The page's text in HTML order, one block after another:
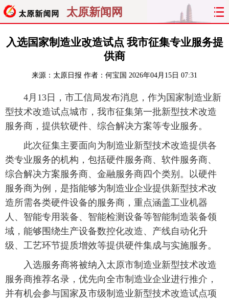
太原新闻网
首页 聚焦 太原 山西
旅游 理财 政务 教育
看天下 晋月读 最太原 网罗民生
太原日报 太原晚报 热评 社区
入选国家制造业改造试点 我市征集专业服务提
供商
来源： 太原日报 作者：何宝国 2026年04月15日 07:31
4月13日，市工信局发布消息，作为国家制造业新
型技术改造试点城市，我市征集第一批新型技术改造
服务商，提供软硬件、综合解决方案等专业服务。
此次征集主要面向为制造业新型技术改造提供各
类专业服务的机构，包括硬件服务商、软件服务商、
综合解决方案服务商、金融服务商四个类别。以硬件
服务商为例，是指能够为制造业企业提供新型技术改
造所需各类硬件设备的服务商，重点涵盖工业机器
人、智能专用装备、智能检测设备等智能制造装备领
域，能够围绕生产设备数控化改造、产线自动化升
级、工艺环节提质增效等提供硬件集成与实施服务。
入选服务商将被纳入太原市制造业新型技术改造
服务商推荐名录，优先向全市制造业企业进行推介，
并有机会参与国家及市级制造业新型技术改造试点项